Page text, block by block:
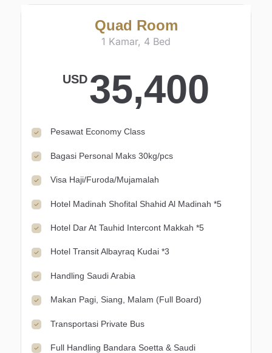
Quad Room
1 Kamar, 4 Bed
USD35,400
Pesawat Economy Class
Bagasi Personal Maks 30kg/pcs
Visa Haji/Furoda/Mujamalah
Hotel Madinah Shofital Shahid Al Madinah *5
Hotel Dar At Tauhid Intercont Makkah *5
Hotel Transit Albayraq Kudai *3
Handling Saudi Arabia
Makan Pagi, Siang, Malam (Full Board)
Transportasi Private Bus
Full Handling Bandara Soetta & Saudi